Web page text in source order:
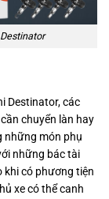
Destinator, các
chuyển làn hay
những món phụ
những bác tài
khi có phương tiện
xe có thể canh